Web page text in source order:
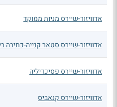
אדוויזור-שיירס מניות ממוקד
אדוויזור-שיירס סטאר קנייה-כתיבה
אדוויזור-שיירס פסיכדיליה
אדוויזור-שיירס קנאביס